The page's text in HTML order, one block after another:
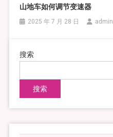
山地车如何调节变速器
2025 年 7 月 28 日 admin
搜索
搜索